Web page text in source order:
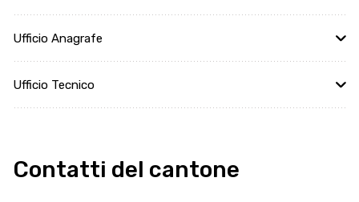
Ufficio Anagrafe
Ufficio Tecnico
Contatti del cantone